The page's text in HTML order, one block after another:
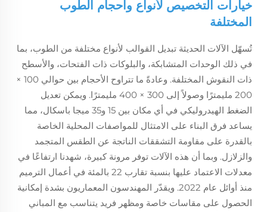
خيارات التخصيص لأنواع وأحجام الطوب
المختلفة
تُسهّل الآلات الحديثة تبديل القوالب لأنواع مختلفة من الطوب، بما
في ذلك الوحدات المتشابكة، والبلوكات ذات الفتحات، والأسطح
ذات النقوش المختلفة. وعادةً ما تتراوح الأحجام بين حوالي 100 ×
200 مليمترًا وصولاً إلى 300 × 400 مليمترًا. ويمكن تعديل
الضغط الهيدروليكي في أي مكان بين 15 و35 ميجا باسكال، مما
يساعد فرق البناء على الامتثال للمواصفات المحلية الخاصة
بالقدرة على مقاومة التشققات الناتجة عن الطقس المتجمد
والزلازل. وبما أن هذه الآلات توفر مرونة كبيرة، شهدنا ارتفاعًا في
معدلات الاعتماد عليها بنسبة تقارب 22 بالمئة في أعمال الترميم
منذ أوائل عام 2022. ويقدّر المهندسون المعماريون بشدة إمكانية
الحصول على مقاسات خاصة ومظهر فريد يتناسب مع المباني